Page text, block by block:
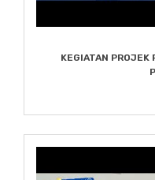
KEGIATAN PROJEK